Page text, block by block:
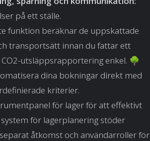
på ett ställe.
funktion beräknar de uppskattade
transportsätt innan du fattar ett
utsläppsrapportering enkel. 🌳
dina bokningar direkt med
kriterier.
för lager för att effektivt
för lagerplanering stöder
åtkomst och användarroller för